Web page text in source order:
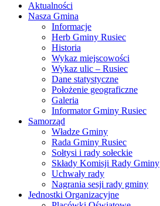
Aktualności
Nasza Gmina
Informacje
Herb Gminy Rusiec
Historia
Wykaz miejscowości
Wykaz ulic – Rusiec
Dane statystyczne
Położenie geograficzne
Galeria
Informator Gminy Rusiec
Samorząd
Władze Gminy
Rada Gminy Rusiec
Sołtysi i rady sołeckie
Składy Komisji Rady Gminy
Uchwały rady
Nagrania sesji rady gminy
Jednostki Organizacyjne